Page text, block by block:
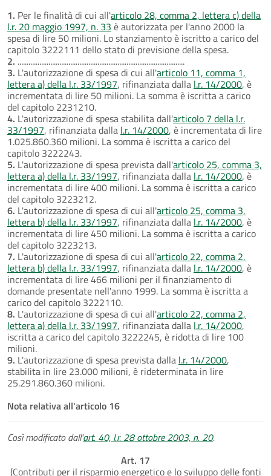
1. Per le finalità di cui all'articolo 28, comma 2, lettera c) della
l.r. 20 maggio 1997, n. 33 è autorizzata per l'anno 2000 la
spesa di lire 50 milioni. Lo stanziamento è iscritto a carico del
capitolo 3222111 dello stato di previsione della spesa.
2. ............................................................................................
3. L'autorizzazione di spesa di cui all'articolo 11, comma 1,
lettera a) della l.r. 33/1997, rifinanziata dalla l.r. 14/2000, è
incrementata di lire 50 milioni. La somma è iscritta a carico
del capitolo 2231210.
4. L'autorizzazione di spesa stabilita dall'articolo 7 della l.r.
33/1997, rifinanziata dalla l.r. 14/2000, è incrementata di lire
1.025.860.360 milioni. La somma è iscritta a carico del
capitolo 3222243.
5. L'autorizzazione di spesa prevista dall'articolo 25, comma 3,
lettera a) della l.r. 33/1997, rifinanziata dalla l.r. 14/2000, è
incrementata di lire 400 milioni. La somma è iscritta a carico
del capitolo 3223212.
6. L'autorizzazione di spesa di cui all'articolo 25, comma 3,
lettera b) della l.r. 33/1997, rifinanziata dalla l.r. 14/2000, è
incrementata di lire 450 milioni. La somma è iscritta a carico
del capitolo 3223213.
7. L'autorizzazione di spesa di cui all'articolo 22, comma 2,
lettera b) della l.r. 33/1997, rifinanziata dalla l.r. 14/2000, è
incrementata di lire 466 milioni per il finanziamento di
domande presentate nell'anno 1999. La somma è iscritta a
carico del capitolo 3222110.
8. L'autorizzazione di spesa di cui all'articolo 22, comma 2,
lettera a) della l.r. 33/1997, rifinanziata dalla l.r. 14/2000,
iscritta a carico del capitolo 3222245, è ridotta di lire 100
milioni.
9. L'autorizzazione di spesa prevista dalla l.r. 14/2000,
stabilita in lire 23.000 milioni, è rideterminata in lire
25.291.860.360 milioni.
Nota relativa all'articolo 16
Così modificato dall'art. 40, l.r. 28 ottobre 2003, n. 20.
Art. 17
(Contributi per il risparmio energetico e lo sviluppo delle fonti